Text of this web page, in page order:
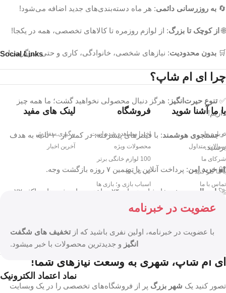
🔄 به روزرسانی دائمی: هر ماه دسته‌بندی‌های جدید اضافه می‌شود!
🌐 از کوچک تا بزرگ: از لوازم روزمره تا کالاهای تخصصی، همه در یکجا!
🛒 بدون محدودیت: نیازهای شخصی، خانوادگی، کاری و حتی سرگرمی!
چرا ای ام شاپ؟
✅تنوع حیرت‌انگیز : هرگز دنبال محصولی نخواهید گشت؛ ما همه چیز
داریم!
⚡جستجوی هوشمند
: با فیلترهای پیشرفته، در کمتر از ۱۰ ثانیه به هدف
برسید.
🔐خرید امن: پرداخت آنلاین با تضمین ۷ روزه بازگشت وجه.
🚀 ارسال سریع
: سفارشات تهران ۲۴ ساعته، سایر شهرها حداکثر ۷۲
ساعت.
: پاسخگوی شما از طریق چت، تماس و حتی
واتساپ!
ای ام شاپ، شهری به وسعت نیازهای شما!
تصور کنید یک شهر بزرگ پر از فروشگاه‌های تخصصی را در یک وبسایت
Social Links
با ما آشنا شوید
درباره ما
سوالات متداول
شرکای ما
با ما کار کنید
تماس با ما
فروشگاه
اخیرا مشاهده شده است
محصولات ویژه
100 لوازم خانگی برتر
لپ تاپ ها
اسباب بازی و؛ بازی ها
لینک های مفید
پیگیری سفارش
آخرین اخبار
عضویت در خبرنامه
با عضویت در خبرنامه، اولین نفری باشید که ازتخفیف های شگفت
انگیز و جدیدترین محصولات با خبر میشود.
نماد اعتماد الکترونیک